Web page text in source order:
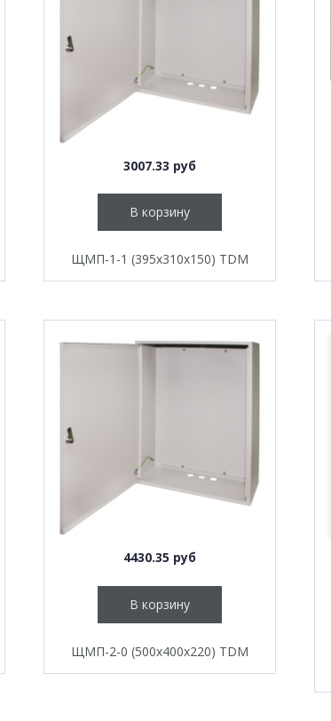
3007.33 руб
В корзину
ЩМП-1-1 (395х310х150) TDM
4430.35 руб
В корзину
ЩМП-2-0 (500х400х220) TDM